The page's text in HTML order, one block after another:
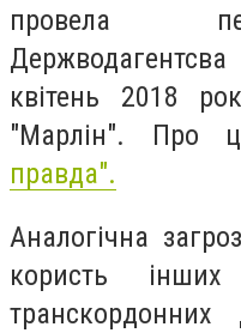
провела
квітень 2018
"Марлін". Про
правда".
Аналогічна
користь
транскордонних